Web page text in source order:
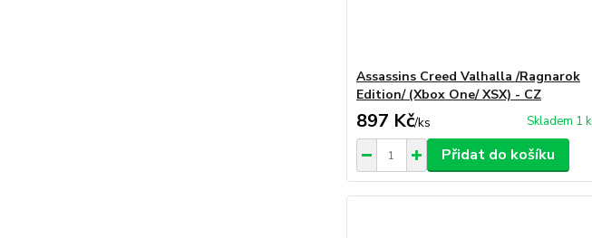
Assassins Creed Valhalla /Ragnarok
Edition/ (Xbox One/ XSX) - CZ
897 Kč/ks Skladem 1
Přidat do košíku